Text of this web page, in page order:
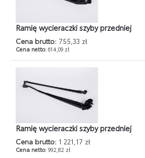
Ramię wycieraczki szyby przedniej
Cena brutto: 755,33 zł
Cena netto:614,09 zł
Ramię wycieraczki szyby przedniej
Cena brutto: 1 221,17 zł
Cena netto:992,82 zł